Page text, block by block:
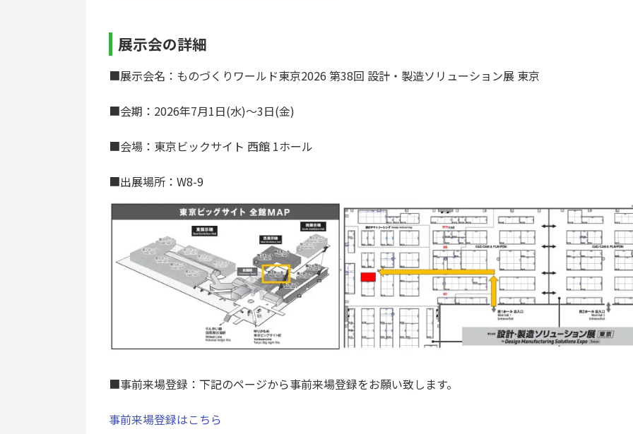
展示会の詳細
■展示会名：ものづくりワールド東京2026 第38回 設計・製造ソリューション展 東京
■会期：2026年7月1日(水)～3日(金)
■会場：東京ビックサイト 西館 1ホール
■出展場所：W8-9
■事前来場登録：下記のページから事前来場登録をお願い致します。
事前来場登録はこちら